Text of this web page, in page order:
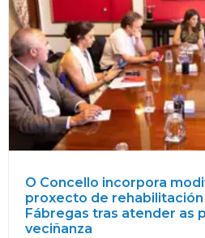
O Concello incorpora
proxecto de rehabilitación
Fábregas tras atender as
veciñanza